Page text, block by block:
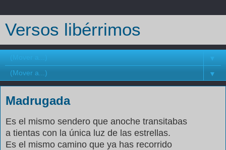
Versos libérrimos
▼
▼
Madrugada
Es el mismo sendero que anoche transitabas
a tientas con la única luz de las estrellas.
Es el mismo camino que ya has recorrido